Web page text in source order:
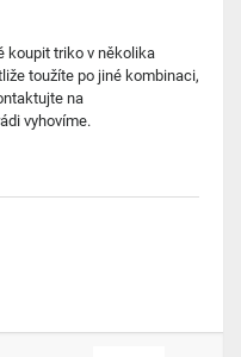
koupit triko v několika
toužíte po jiné kombinaci,
na
vyhovíme.